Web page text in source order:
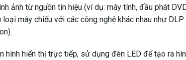
ảnh từ nguồn tín hiệu (ví dụ: máy tính, đầu phát
loại máy chiếu với các công nghệ khác nhau như
hình hiển thị trực tiếp, sử dụng đèn LED để tạo ra